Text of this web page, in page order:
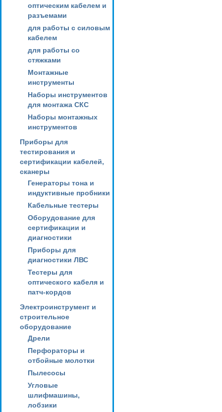
оптическим кабелем и
разъемами
для работы с силовым
кабелем
для работы со
стяжками
Монтажные
инструменты
Наборы инструментов
для монтажа СКС
Наборы монтажных
инструментов
Приборы для
тестирования и
сертификации кабелей,
сканеры
Генераторы тона и
индуктивные пробники
Кабельные тестеры
Оборудование для
сертификации и
диагностики
Приборы для
диагностики ЛВС
Тестеры для
оптического кабеля и
патч-кордов
Электроинструмент и
строительное
оборудование
Дрели
Перфораторы и
отбойные молотки
Пылесосы
Угловые
шлифмашины,
лобзики